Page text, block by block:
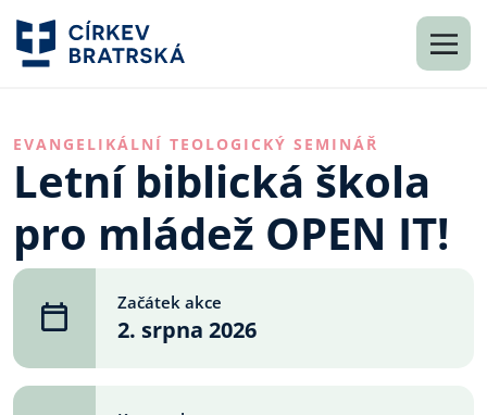
EVANGELIKÁLNÍ TEOLOGICKÝ SEMINÁŘ
Letní biblická škola
pro mládež OPEN IT!
Začátek akce
2. srpna 2026